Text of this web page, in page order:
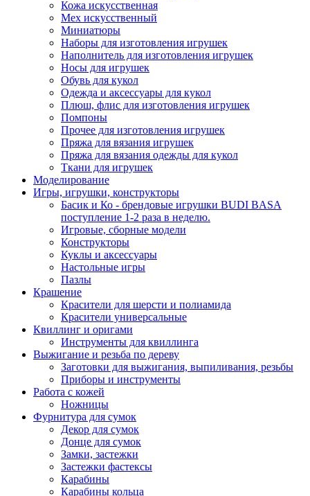
Кожа искусственная
Мех искусственный
Миниатюры
Наборы для изготовления игрушек
Наполнитель для изготовления игрушек
Носы для игрушек
Обувь для кукол
Одежда и аксессуары для кукол
Плюш, флис для изготовления игрушек
Помпоны
Прочее для изготовления игрушек
Пряжа для вязания игрушек
Пряжа для вязания одежды для кукол
Ткани для игрушек
Моделирование
Игры, игрушки, конструкторы
Басик и Ко - брендовые игрушки BUDI BASA
поступление 1-2 раза в неделю.
Игровые, сборные модели
Конструкторы
Куклы и аксессуары
Настольные игры
Пазлы
Крашение
Красители для шерсти и полиамида
Красители универсальные
Квиллинг и оригами
Инструменты для квиллинга
Выжигание и резьба по дереву
Заготовки для выжигания, выпиливания, резьбы
Приборы и инструменты
Работа с кожей
Ножницы
Фурнитура для сумок
Декор для сумок
Донце для сумок
Замки, застежки
Застежки фастексы
Карабины
Карабины кольца